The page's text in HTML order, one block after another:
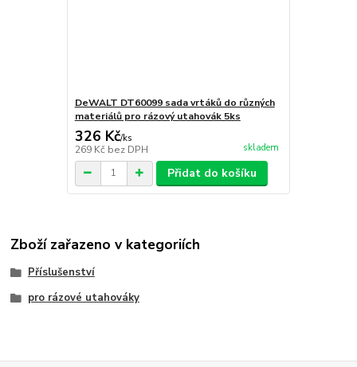
DeWALT DT60099 sada vrtáků do různých
materiálů pro rázový utahovák 5ks
326 Kč/ks
269 Kč bez DPH skladem
Přidat do košíku
Zboží zařazeno v kategoriích
Příslušenství
pro rázové utahováky